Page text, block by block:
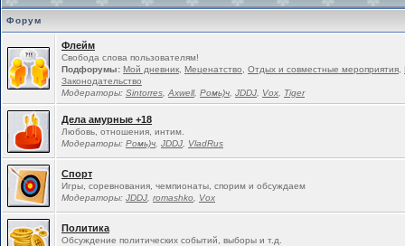
Форум
Флейм
Свобода слова пользователям!
Подфорумы: Мой дневник Меценатство Отдых и совместные мероприятия
Законодательство
Модераторы: Sintorres Ахwell, Ромь)ч JDDJ Vox Tiger
Дела амурные +18
Любовь, отношения, интим.
Модераторы: Ромь)ч JDDJ VladRus
Спорт
Игры, соревнования, чемпионаты, спорим и обсуждаем
Модераторы: JDDJ romashko Vox
Политика
Обсуждение политических событий, выборы и т.д.